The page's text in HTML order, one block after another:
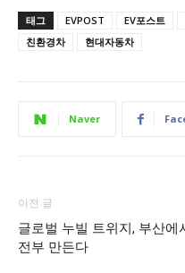
태그 EVPOST EV포스트
친환경차
현대자동차
Naver
이전 글
글로벌 누빌 트위지, 부산에
전부 만든다